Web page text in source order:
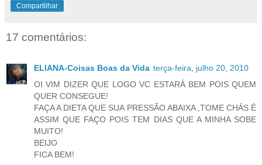
Compartilhar
17 comentários:
ELIANA-Coisas Boas da Vida terça-feira, julho 20, 2010
OI VIM DIZER QUE LOGO VC ESTARÁ BEM POIS QUEM
QUER CONSEGUE!
FAÇA A DIETA QUE SUA PRESSÃO ABAIXA ,TOME CHÁS É
ASSIM QUE FAÇO POIS TEM DIAS QUE A MINHA SOBE
MUITO!
BEIJO
FICA BEM!